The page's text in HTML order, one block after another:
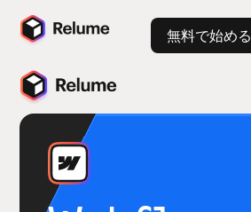
無料で始める